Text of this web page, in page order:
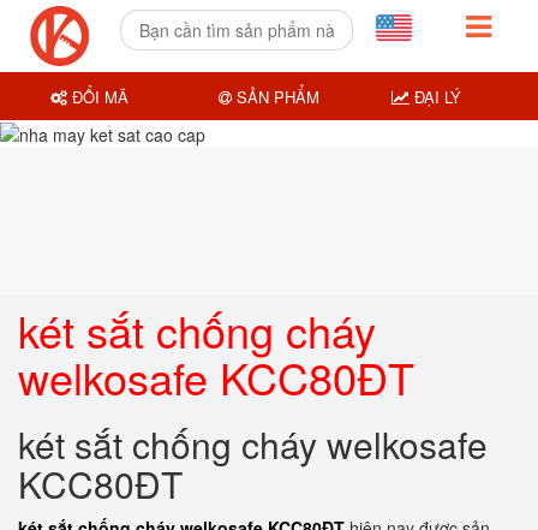
két sắt chống cháy
welkosafe KCC80ĐT
két sắt chống cháy welkosafe
KCC80ĐT
ĐỔI MÃ SẢN PHẨM ĐẠI LÝ